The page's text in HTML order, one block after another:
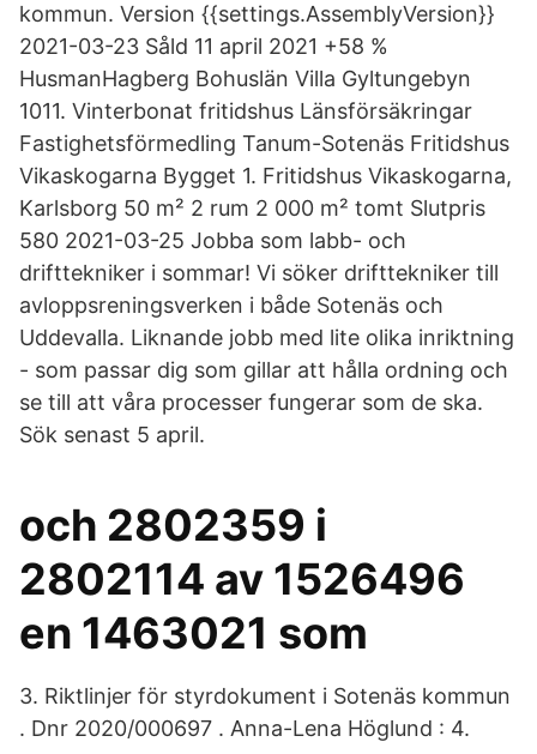
kommun. Version {{settings.AssemblyVersion}}
2021-03-23 Såld 11 april 2021 +58 %
HusmanHagberg Bohuslän Villa Gyltungebyn
1011. Vinterbonat fritidshus Länsförsäkringar
Fastighetsförmedling Tanum-Sotenäs Fritidshus
Vikaskogarna Bygget 1. Fritidshus Vikaskogarna,
Karlsborg 50 m² 2 rum 2 000 m² tomt Slutpris
580 2021-03-25 Jobba som labb- och
drifttekniker i sommar! Vi söker drifttekniker till
avloppsreningsverken i både Sotenäs och
Uddevalla. Liknande jobb med lite olika inriktning
- som passar dig som gillar att hålla ordning och
se till att våra processer fungerar som de ska.
Sök senast 5 april.
och 2802359 i
2802114 av 1526496
en 1463021 som
3. Riktlinjer för styrdokument i Sotenäs kommun
. Dnr 2020/000697 . Anna-Lena Höglund : 4.